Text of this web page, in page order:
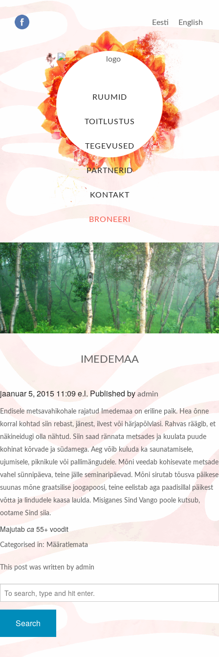
Eesti English
RUUMID
TOITLUSTUS
TEGEVUSED
PARTNERID
KONTAKT
BRONEERI
IMEDEMAA
jaanuar 5, 2015 11:09 e.l. Published by admin
Endisele metsavahikohale rajatud Imedemaa on eriline paik. Hea õnne
korral kohtad siin rebast, jänest, ilvest või härjapõlvlasi. Rahvas räägib, et
näkineidugi olla nähtud. Siin saad rännata metsades ja kuulata puude
kohinat kõrvade ja südamega. Aeg võib kuluda ka saunatamisele,
ujumisele, piknikule või pallimängudele. Mõni veedab kohisevate metsade
vahel sünnipäeva, teine jälle seminaripäevad. Mõni sirutab tõusva päikese
suunas mõne graatsilise joogapoosi, teine eelistab aga paadisillal päikest
võtta ja lindudele kaasa laulda. Misiganes Sind Vango poole kutsub,
ootame Sind siia.
Majutab ca 55+ voodit
Categorised in: Määratlemata
This post was written by admin
Search